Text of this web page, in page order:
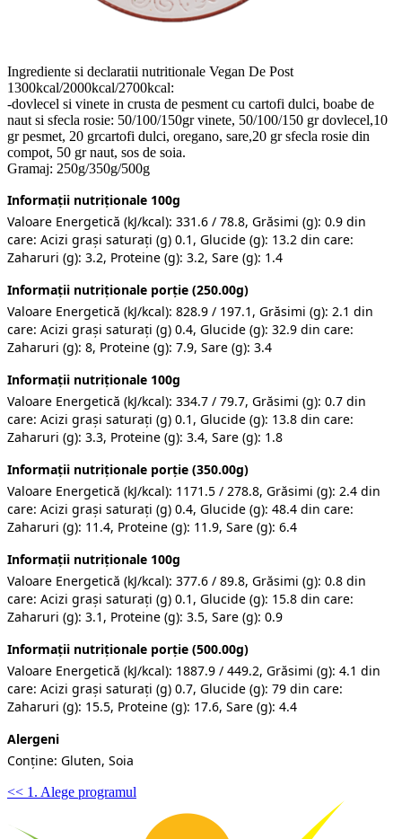
Ingrediente si declaratii nutritionale Vegan De Post
1300kcal/2000kcal/2700kcal:
-dovlecel si vinete in crusta de pesment cu cartofi dulci, boabe de
naut si sfecla rosie: 50/100/150gr vinete, 50/100/150 gr dovlecel,10
gr pesmet, 20 grcartofi dulci, oregano, sare,20 gr sfecla rosie din
compot, 50 gr naut, sos de soia.
Gramaj: 250g/350g/500g
Informații nutriționale 100g
Valoare Energetică (kJ/kcal): 331.6 / 78.8, Grăsimi (g): 0.9 din
care: Acizi grași saturați (g) 0.1, Glucide (g): 13.2 din care:
Zaharuri (g): 3.2, Proteine (g): 3.2, Sare (g): 1.4
Informații nutriționale porție (250.00g)
Valoare Energetică (kJ/kcal): 828.9 / 197.1, Grăsimi (g): 2.1 din
care: Acizi grași saturați (g) 0.4, Glucide (g): 32.9 din care:
Zaharuri (g): 8, Proteine (g): 7.9, Sare (g): 3.4
Informații nutriționale 100g
Valoare Energetică (kJ/kcal): 334.7 / 79.7, Grăsimi (g): 0.7 din
care: Acizi grași saturați (g) 0.1, Glucide (g): 13.8 din care:
Zaharuri (g): 3.3, Proteine (g): 3.4, Sare (g): 1.8
Informații nutriționale porție (350.00g)
Valoare Energetică (kJ/kcal): 1171.5 / 278.8, Grăsimi (g): 2.4 din
care: Acizi grași saturați (g) 0.4, Glucide (g): 48.4 din care:
Zaharuri (g): 11.4, Proteine (g): 11.9, Sare (g): 6.4
Informații nutriționale 100g
Valoare Energetică (kJ/kcal): 377.6 / 89.8, Grăsimi (g): 0.8 din
care: Acizi grași saturați (g) 0.1, Glucide (g): 15.8 din care:
Zaharuri (g): 3.1, Proteine (g): 3.5, Sare (g): 0.9
Informații nutriționale porție (500.00g)
Valoare Energetică (kJ/kcal): 1887.9 / 449.2, Grăsimi (g): 4.1 din
care: Acizi grași saturați (g) 0.7, Glucide (g): 79 din care:
Zaharuri (g): 15.5, Proteine (g): 17.6, Sare (g): 4.4
Alergeni
Conține: Gluten, Soia
<< 1. Alege programul